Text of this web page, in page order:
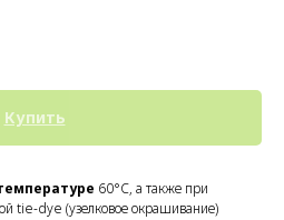
Купить
60°C, а также при
tie-dye (узелковое окрашивание)